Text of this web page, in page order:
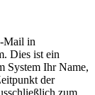
Mail in
Dies ist ein
System Ihr Name,
der
zum